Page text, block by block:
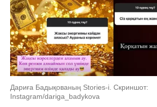
Дариға Бадықованың Stories-i. Скриншот:
Instagram/dariga_badykova